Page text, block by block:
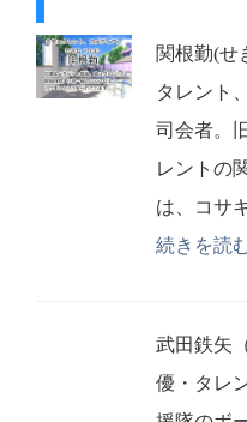
関根勤(せ
タレント
司会者。
レントの
は、コサ
続きを読
武田鉄矢
優・タレ